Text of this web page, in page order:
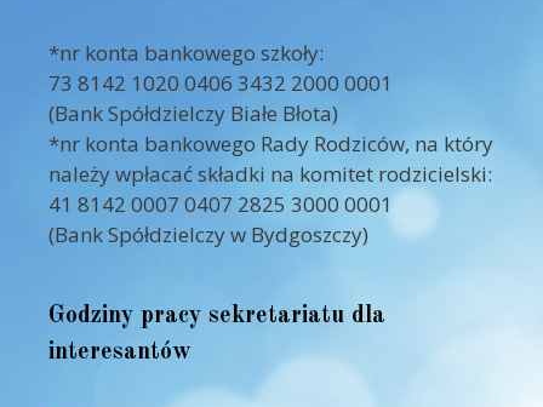
*nr konta bankowego szkoły:
73 8142 1020 0406 3432 2000 0001
(Bank Spółdzielczy Białe Błota)
*nr konta bankowego Rady Rodziców, na który
należy wpłacać składki na komitet rodzicielski:
41 8142 0007 0407 2825 3000 0001
(Bank Spółdzielczy w Bydgoszczy)
Godziny pracy sekretariatu dla
interesantów